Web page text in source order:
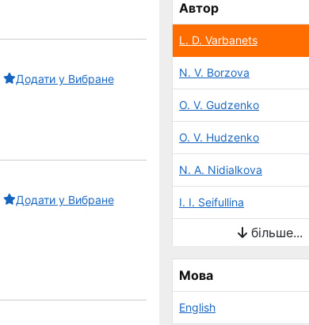
Додати у Вибране
Додати у Вибране
Автор
L. D. Varbanets
N. V. Borzova
O. V. Gudzenko
O. V. Hudzenko
N. A. Nidialkova
I. I. Seifullina
більше...
Мова
English